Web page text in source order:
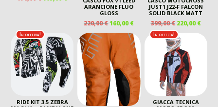
170,00 €.
PREZZO
105,00 €.
ARANCIONE FLUO
GLOSS
220,00€IL
PREZZO
ORIGINALE
ERA:
220,00 €.
160,00€IL
PREZZO
ATTUALE
È:
160,00 €.
JUST1 J22-F FALCON
SOLID BLACK MATT
399,00€ IL
PREZZO
ORIGINALE
ERA:
399,00 €.
220,00€IL
In offerta!
RIDE KIT 3.5 ZEBRA
In offerta!
GIACCA TECNICA